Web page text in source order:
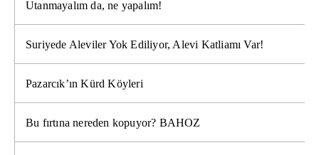
Utanmayalım da, ne yapalım!
Suriyede Aleviler Yok Ediliyor, Alevi Katliamı Var!
Pazarcık’ın Kürd Köyleri
Bu fırtına nereden kopuyor? BAHOZ